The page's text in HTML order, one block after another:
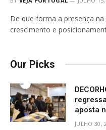
De que forma a presença
crescimento e
Our Picks
aposta
JULHO 30,